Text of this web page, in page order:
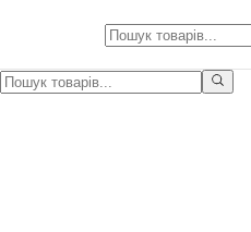
Веб-камера
Продаю веб-камеру для